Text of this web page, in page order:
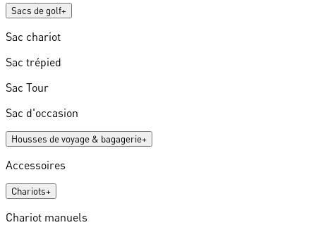
Sacs de golf+
Sac chariot
Sac trépied
Sac Tour
Sac d'occasion
Housses de voyage & bagagerie+
Accessoires
Chariots+
Chariot manuels